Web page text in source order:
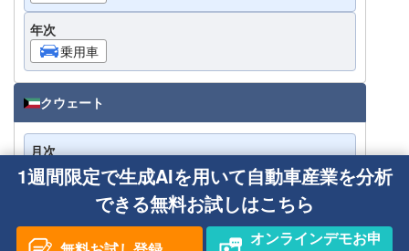
年次
乗用車
クウェート
月次
乗用車
乗用車
1週間限定で生成AIを用いて自動車産業を分析
できる無料お試しはこちら
オンラインデモお申